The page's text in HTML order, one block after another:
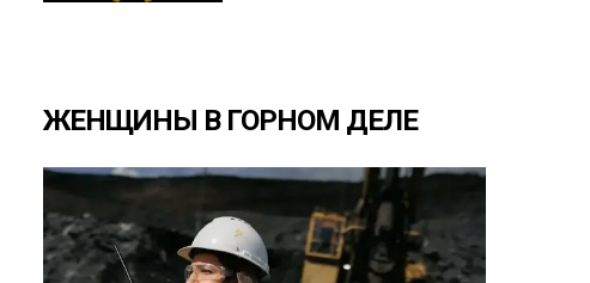
ЖЕНЩИНЫ В ГОРНОМ ДЕЛЕ